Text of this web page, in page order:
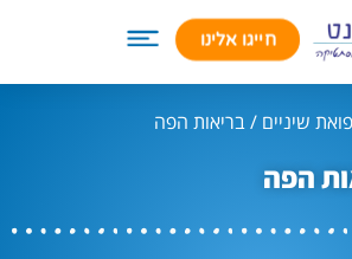
חייגו אלינו
שיניים /בריאות הפה
הפה